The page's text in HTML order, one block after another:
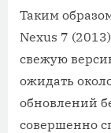
Таким
Nexus 7
свежую
ожидать
обновлений
совершенно